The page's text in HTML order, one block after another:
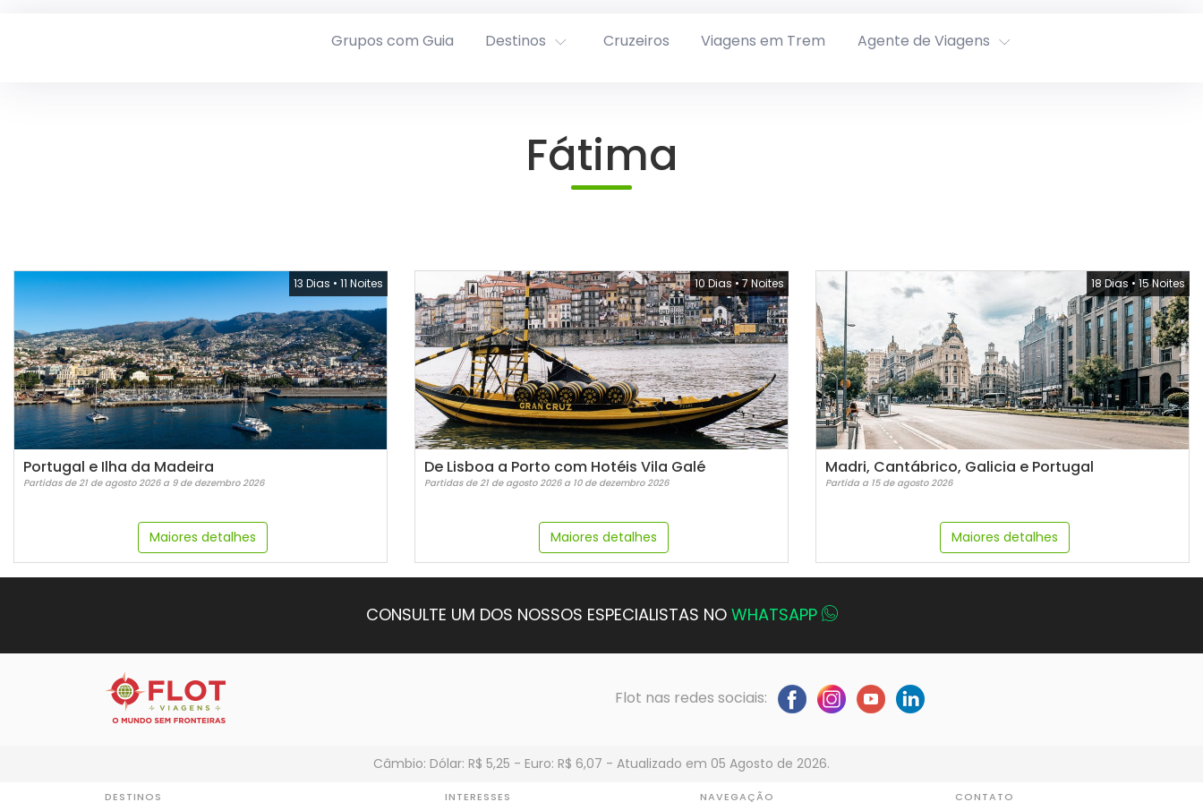
Grupos com Guia Destinos Cruzeiros Viagens em Trem Agente de Viagens
Fátima
13 Dias • 11 Noites
Portugal e Ilha da Madeira
Partidas de 21 de agosto 2026 a 9 de dezembro 2026
Maiores detalhes
10 Dias •7 Noites
De Lisboa a Porto com Hotéis Vila Galé
Partidas de 21 de agosto 2026 a 10 de dezembro 2026
Maiores detalhes
18 Dias • 15 Noites
Madri, Cantábrico, Galicia e Portugal
Partida a 15 de agosto 2026
Maiores detalhes
CONSULTE UM DOS NOSSOS ESPECIALISTAS NO WHATSAPP
Flot nas redes sociais:
Câmbio: Dólar: R$ 5,25 - Euro: R$ 6,07 - Atualizado em 05 Agosto de 2026.
DESTINOS INTERESSES NAVEGAÇÃO CONTATO